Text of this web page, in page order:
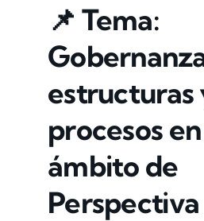
📌 Tema:
estructuras
procesos
ámbito de
Perspectiva